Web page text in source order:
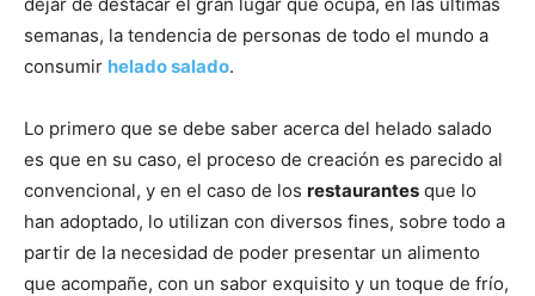
semanas, la tendencia de personas de todo el mundo a
consumir helado salado.
Lo primero que se debe saber acerca del helado salado
es que en su caso, el proceso de creación es parecido al
convencional, y en el caso de los restaurantes que lo
han adoptado, lo utilizan con diversos fines, sobre todo a
partir de la necesidad de poder presentar un alimento
que acompañe, con un sabor exquisito y un toque de frío,